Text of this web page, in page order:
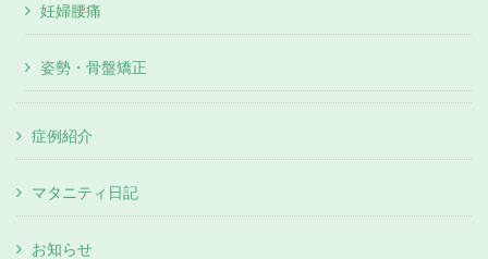
妊婦腰痛
姿勢・骨盤矯正
症例紹介
マタニティ日記
お知らせ